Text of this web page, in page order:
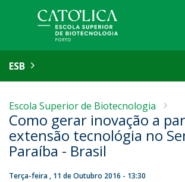
ESB
Escola Superior de Biotecnologia
Como gerar inovação a
extensão tecnológia no
Paraíba - Brasil
Terça-feira , 11 de Outubro 2016 - 13:30